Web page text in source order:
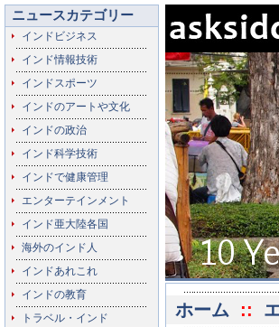
ニュースカテゴリー
インドビジネス
インド情報技術
インドスポーツ
インドのアートや文化
インドの政治
インド科学技術
インドで健康管理
エンターテインメント
インド亜大陸各国
海外のインド人
インドあれこれ
インドの教育
トラベル・インド
ホーム ::